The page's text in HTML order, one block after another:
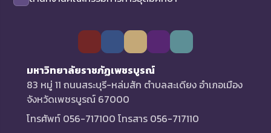
มหาวิทยาลัยราชภัฏเพชรบูรณ์
83 หมู่ 11 ถนนสระบุรี-หล่มสัก ตำบลสะเดียง อำเภอเมือง
จังหวัดเพชรบูรณ์ 67000
โทรศัพท์ 056-717100 โทรสาร 056-717110